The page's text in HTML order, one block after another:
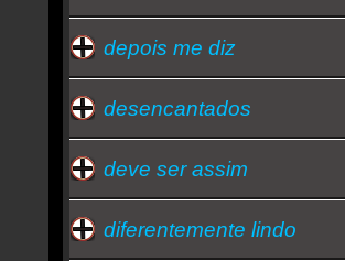
depois me diz
desencantados
deve ser assim
diferentemente lindo